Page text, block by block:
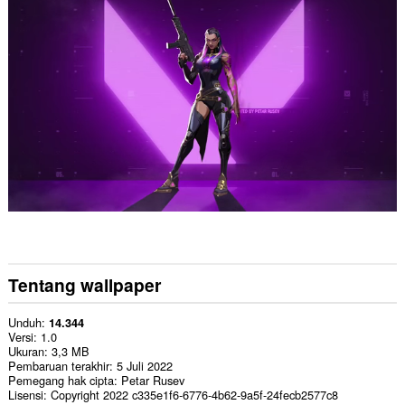
Tentang wallpaper
Unduh 14.344
Versi 1.0
Ukuran 3,3 MB
Pembaruan terakhir 5 Juli 2022
Pemegang hak cipta Petar Rusev
Lisensi Copyright 2022 c335e1f6-6776-4b62-9a5f-24fecb2577c8